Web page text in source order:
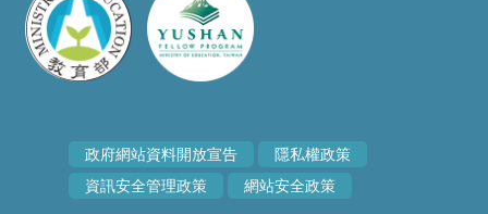
政府網站資料開放宣告
隱私權政策
資訊安全管理政策
網站安全政策